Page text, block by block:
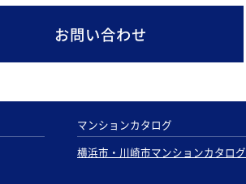
お問い合わせ
マンションカタログ
横浜市・川崎市マンションカタログ